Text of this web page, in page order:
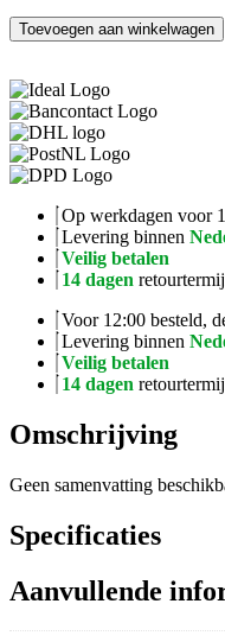
Come
Follow
Volume
2
aantal
Toevoegen aan winkelwagen
Op werkdagen voor
Levering binnen
Veilig betalen
14 dagen
Voor 12:00 besteld,
Levering binnen
Veilig betalen
14 dagen
Omschrijving
Geen samenvatting
Specificaties
Aanvullende